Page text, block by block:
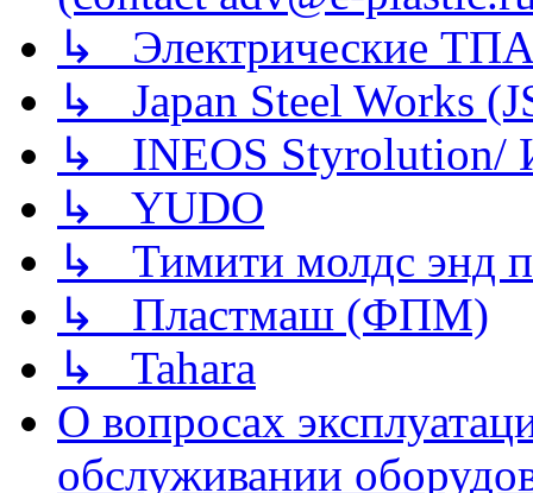
↳ Электрические
↳ Japan Steel Works
↳ INEOS
↳ YUDO
↳ Тимити молдс энд
↳ Пластмаш (ФПМ)
↳ Tahara
О вопросах
обслуживании